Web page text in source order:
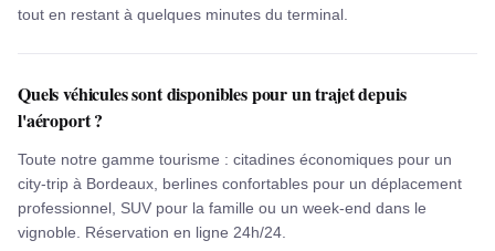
tout en restant à quelques minutes du terminal.
Quels véhicules sont disponibles pour un trajet depuis
l'aéroport ?
Toute notre gamme tourisme : citadines économiques pour un
city-trip à Bordeaux, berlines confortables pour un déplacement
professionnel, SUV pour la famille ou un week-end dans le
vignoble. Réservation en ligne 24h/24.